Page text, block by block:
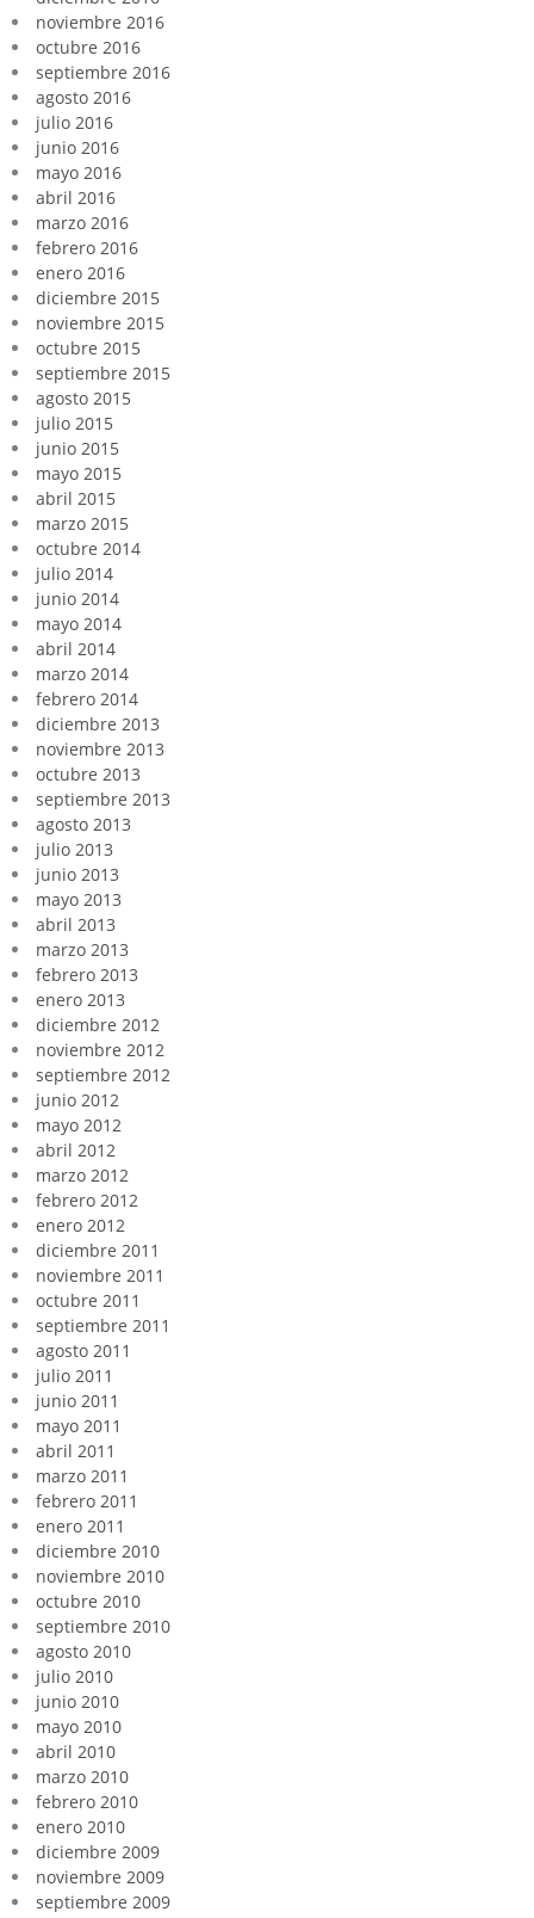
noviembre 2016
octubre 2016
septiembre 2016
agosto 2016
julio 2016
junio 2016
mayo 2016
abril 2016
marzo 2016
febrero 2016
enero 2016
diciembre 2015
noviembre 2015
octubre 2015
septiembre 2015
agosto 2015
julio 2015
junio 2015
mayo 2015
abril 2015
marzo 2015
octubre 2014
julio 2014
junio 2014
mayo 2014
abril 2014
marzo 2014
febrero 2014
diciembre 2013
noviembre 2013
octubre 2013
septiembre 2013
agosto 2013
julio 2013
junio 2013
mayo 2013
abril 2013
marzo 2013
febrero 2013
enero 2013
diciembre 2012
noviembre 2012
septiembre 2012
junio 2012
mayo 2012
abril 2012
marzo 2012
febrero 2012
enero 2012
diciembre 2011
noviembre 2011
octubre 2011
septiembre 2011
agosto 2011
julio 2011
junio 2011
mayo 2011
abril 2011
marzo 2011
febrero 2011
enero 2011
diciembre 2010
noviembre 2010
octubre 2010
septiembre 2010
agosto 2010
julio 2010
junio 2010
mayo 2010
abril 2010
marzo 2010
febrero 2010
enero 2010
diciembre 2009
noviembre 2009
septiembre 2009